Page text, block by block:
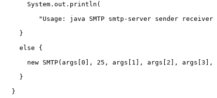
      System.out.println(
    }
    else {
new SMTP(args[0], 25, args[1], args[2], args[3],
    }
  }